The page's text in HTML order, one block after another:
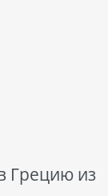
Грецию из